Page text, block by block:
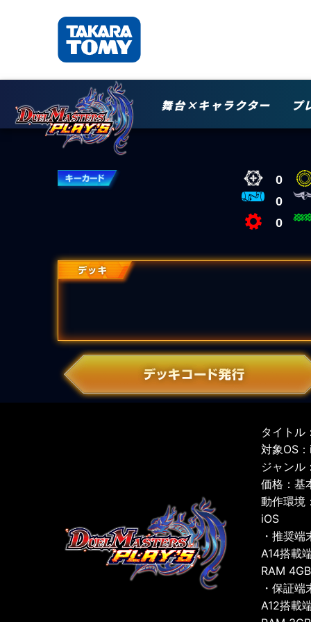
舞台×キャラクター プ
0
0
0
タイトル
対象OS
ジャンル
価格：基
動作環境
iOS
・推奨端
A14搭載
RAM
・保証端
A12搭載